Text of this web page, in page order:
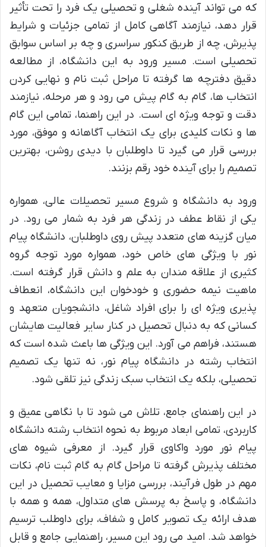
که می تواند آینده شغلی و تحصیلی یک فرد را تحت تأثیر
قرار دهد، نیازمند آگاهی کامل از تمامی جزئیات و شرایط
پذیرش، چه از طریق کنکور سراسری و چه بر اساس سوابق
تحصیلی است. مسیر ورود به این دانشگاه، از مطالعه
دقیق دفترچه ها گرفته تا مراحل ثبت نام و نهایی کردن
انتخاب ها، گام به گام پیش می رود و هر مرحله، نیازمند
دقت و توجه ویژه ای است. در این راهنما، تمامی این گام
ها و نکات کلیدی برای یک انتخاب آگاهانه و موفق، مورد
بررسی قرار می گیرد تا داوطلبان با دیدی روشن، بهترین
تصمیم را برای آینده خود رقم بزنند.
ورود به دانشگاه و شروع مسیر تحصیلات عالی، همواره
یکی از نقاط عطف در زندگی هر فرد به شمار می رود. در
میان گزینه های متعدد پیش روی داوطلبان، دانشگاه پیام
نور با ویژگی های خاص خود، همواره مورد توجه گروه
کثیری از علاقه مندان به علم و دانش قرار گرفته است.
ماهیت نیمه حضوری و خودخوان این دانشگاه، انعطاف
پذیری ویژه ای را برای افراد شاغل، دانشجویان متعهد و
کسانی که به دنبال تحصیل در کنار سایر فعالیت هایشان
هستند، فراهم می آورد. این ویژگی ها باعث شده است که
انتخاب رشته در دانشگاه پیام نور، نه تنها یک تصمیم
تحصیلی، بلکه یک انتخاب سبک زندگی نیز تلقی شود.
در این راهنمای جامع، تلاش می شود تا با نگاهی عمیق و
کاربردی، تمامی ابعاد مربوط به نحوه انتخاب رشته دانشگاه
پیام نور مورد واکاوی قرار گیرد. از معرفی شیوه های
مختلف پذیرش گرفته تا مراحل گام به گام ثبت نام، نکات
مهم در طول فرآیند، بررسی مزایا و معایب تحصیل در این
دانشگاه، و پاسخ به پرسش های متداول، همه و همه با
هدف ارائه یک تصویر کامل و شفاف، برای داوطلب ترسیم
خواهد شد. امید می رود این مسیر، راهنمایی جامع و قابل